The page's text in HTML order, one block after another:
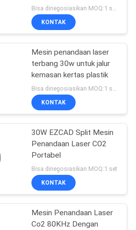
Laser
160
mesin
221
Bahan Nonmetallic KayuBisa dinegosiasikan MOQ:1 set Mesin ini
KONTAK
Mesin penandaan laser
terbang 30w untuk jalur
kemasan kertas plastik
KONTAK
30W EZCAD Split Mesin
Penandaan Laser CO2
Portabel
Bisa dinegosiasikan MOQ:1 set
KONTAK
Mesin Penandaan Laser
Co2 80KHz Dengan